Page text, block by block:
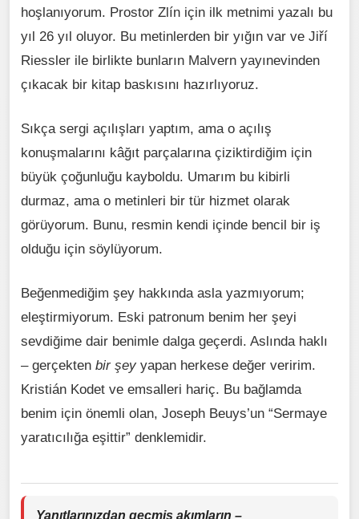
hoşlanıyorum. Prostor Zlín için ilk metnimi yazalı bu
yıl 26 yıl oluyor. Bu metinlerden bir yığın var ve Jiří
Riessler ile birlikte bunların Malvern yayınevinden
çıkacak bir kitap baskısını hazırlıyoruz.
Sıkça sergi açılışları yaptım, ama o açılış
konuşmalarını kâğıt parçalarına çiziktirdiğim için
büyük çoğunluğu kayboldu. Umarım bu kibirli
durmaz, ama o metinleri bir tür hizmet olarak
görüyorum. Bunu, resmin kendi içinde bencil bir iş
olduğu için söylüyorum.
Beğenmediğim şey hakkında asla yazmıyorum;
eleştirmiyorum. Eski patronum benim her şeyi
sevdiğime dair benimle dalga geçerdi. Aslında haklı
– gerçekten bir şey yapan herkese değer veririm.
Kristián Kodet ve emsalleri hariç. Bu bağlamda
benim için önemli olan, Joseph Beuys’un “Sermaye
yaratıcılığa eşittir” denklemidir.
Yanıtlarınızdan geçmiş akımların –